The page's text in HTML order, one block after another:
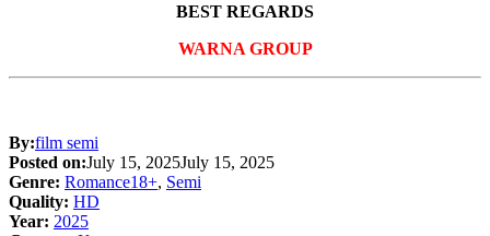
BEST REGARDS
WARNA GROUP
By:film semi
Posted on:July 15, 2025July 15, 2025
Genre: Romance18+, Semi
Quality: HD
Year: 2025